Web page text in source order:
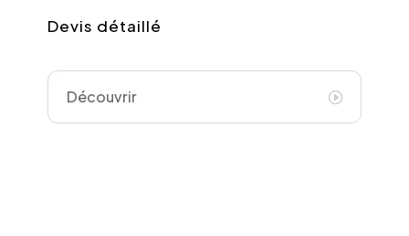
Devis détaillé
Découvrir